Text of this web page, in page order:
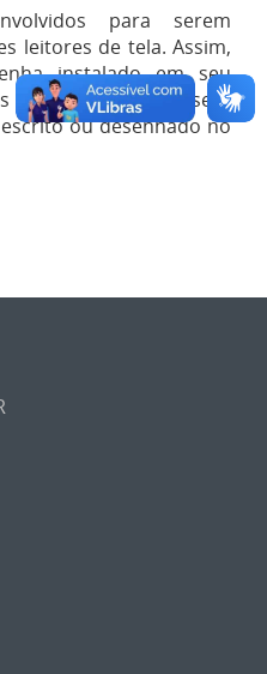
para serem
leitores de tela. Assim,
instalado em seu
softwares que será
ou desenhado no